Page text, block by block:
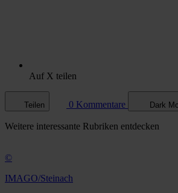
Auf X teilen
Teilen 0 Kommentare Dark
Weitere interessante Rubriken entdecken
©
IMAGO/Steinach